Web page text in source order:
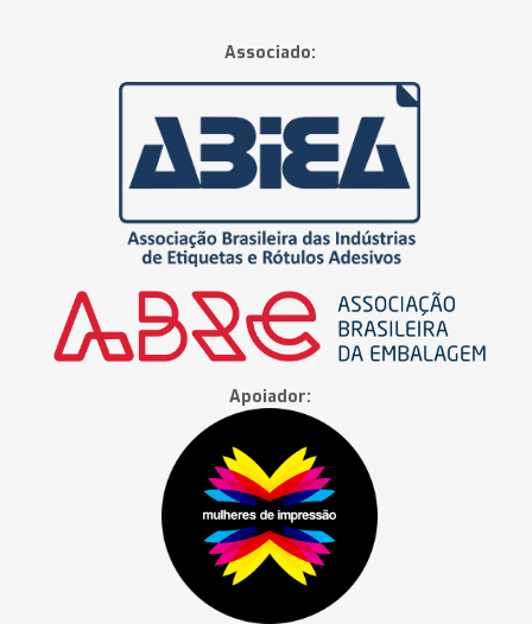
Associado:
Apoiador: